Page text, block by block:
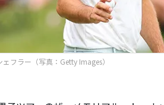
フラー（写真：Getty Images）